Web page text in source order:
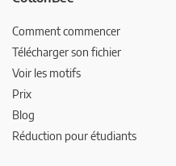
Comment commencer
Télécharger son fichier
Voir les motifs
Prix
Blog
Réduction pour étudiants